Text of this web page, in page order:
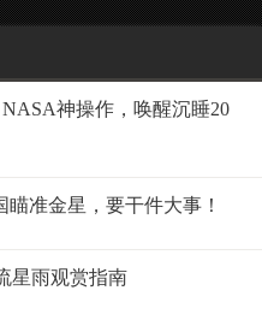
神操作，唤醒沉睡20
准金星，要干件大事！
星雨观赏指南